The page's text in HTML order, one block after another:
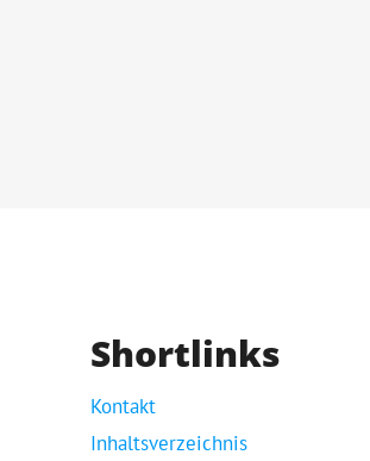
Shortlinks
Kontakt
Inhaltsverzeichnis